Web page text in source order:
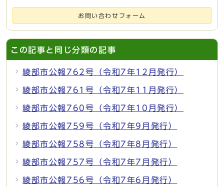
お問い合わせフォーム
この記事と同じ分類の記事
綾部市公報762号（令和7年12月発行）
綾部市公報761号（令和7年11月発行）
綾部市公報760号（令和7年10月発行）
綾部市公報759号（令和7年9月発行）
綾部市公報758号（令和7年8月発行）
綾部市公報757号（令和7年7月発行）
綾部市公報756号（令和7年6月発行）